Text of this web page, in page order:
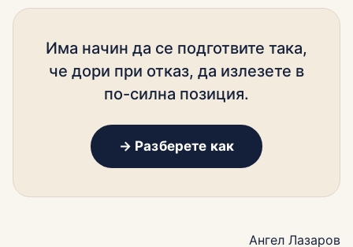
Има начин да се подготвите така,
че дори при отказ, да излезете в
по-силна позиция.
→ Разберете как
Ангел Лазаров